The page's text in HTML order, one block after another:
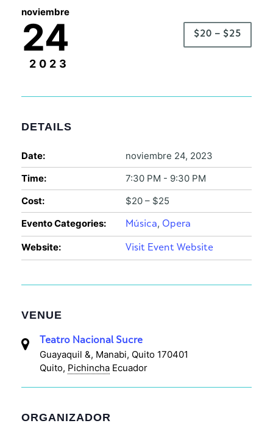
noviembre
24
2023
$20 – $25
DETAILS
Date:
noviembre 24, 2023
Time:
7:30 PM - 9:30 PM
Cost:
$20 – $25
Evento Categories:
Música, Opera
Website: Visit Event Website
VENUE
Teatro Nacional Sucre
Guayaquil &, Manabi, Quito 170401
Quito, Pichincha Ecuador
ORGANIZADOR